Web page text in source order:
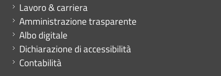
Mini menu di servizio
Lavoro & carriera
Amministrazione trasparente
Albo digitale
Dichiarazione di accessibilità
Contabilità